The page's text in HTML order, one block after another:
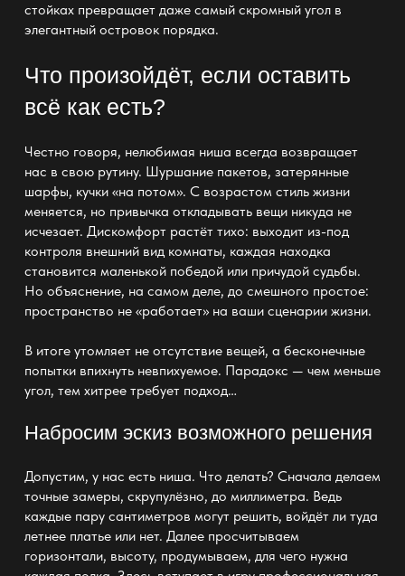
стойкахпревращает даже самый скромный угол в
элегантный островок порядка.
Что произойдёт, если оставить
всё как есть?
Честно говоря, нелюбимая ниша всегда возвращает
нас в свою рутину. Шуршание пакетов, затерянные
шарфы, кучки «на потом». С возрастом стиль жизни
меняется, но привычка откладывать вещи никуда не
исчезает. Дискомфорт растёт тихо: выходит из-под
контроля внешний вид комнаты, каждая находка
становится маленькой победой или причудой судьбы.
Но объяснение, на самом деле, до смешного простое:
пространство не «работает» на ваши сценарии жизни.
В итоге утомляет не отсутствие вещей, а бесконечные
попытки впихнуть невпихуемое. Парадокс — чем меньше
угол, тем хитрее требует подход…
Набросим эскиз возможного решения
Допустим, у нас есть ниша. Что делать? Сначала делаем
точные замеры, скрупулёзно, до миллиметра. Ведь
каждые пару сантиметров могут решить, войдёт ли туда
летнее платьеили нет. Далее просчитываем
горизонтали, высоту, продумываем, для чего нужна